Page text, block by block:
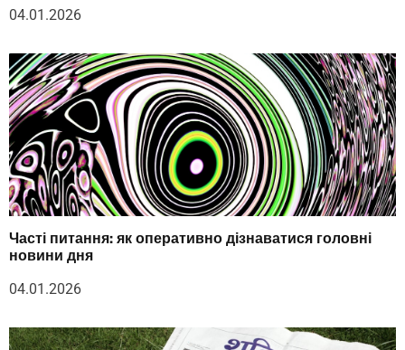
04.01.2026
Часті питання: як оперативно дізнаватися головні
новини дня
04.01.2026